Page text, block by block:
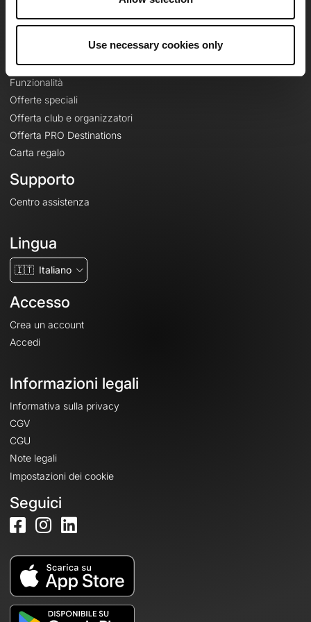
Use necessary cookies only
Le Mag'
Mappe di base topografiche
Funzionalità
Offerte speciali
Offerta club e organizzatori
Offerta PRO Destinations
Carta regalo
Supporto
Centro assistenza
Lingua
🇮🇹 Italiano
Accesso
Crea un account
Accedi
Informazioni legali
Informativa sulla privacy
CGV
CGU
Note legali
Impostazioni dei cookie
Seguici